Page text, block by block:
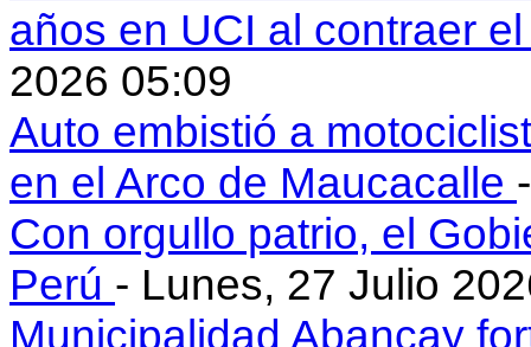
años en UCI al contraer
2026 05:09
Auto embistió a
en el Arco de Maucacalle
Con orgullo patrio, el
Perú - Lunes, 27 Julio
Municipalidad Abancay